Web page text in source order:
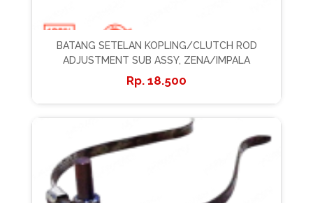
BATANG SETELAN KOPLING/CLUTCH ROD
ADJUSTMENT SUB ASSY, ZENA/IMPALA
18.500